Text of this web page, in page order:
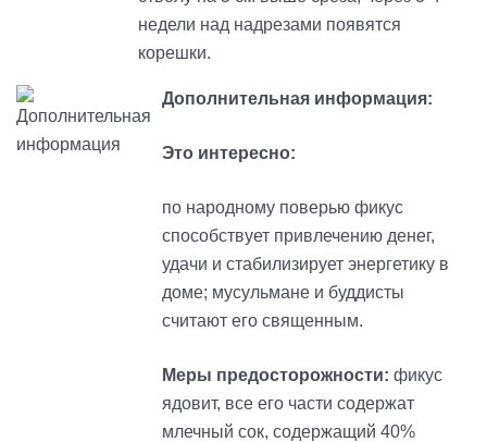
недели над надрезами появятся
корешки.
Дополнительная информация:
Это интересно:
по народному поверью фикус
способствует привлечению денег,
удачи и стабилизирует энергетику в
доме; мусульмане и буддисты
считают его священным.
Меры предосторожности: фикус
ядовит, все его части содержат
млечный сок, содержащий 40%